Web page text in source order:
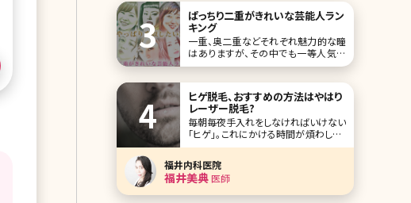
怖いという人に
ぱっちり二重がきれいな芸能人ラン
キング
一重、奥二重などそれぞれ魅力的な瞳
はありますが、その中でも一等人気が
あるのがなんといっても二重!パッチリ
ある人もいるのではないでしょうか。 こ
こでは、そんな惚れ惚れするような二重
がきれいな芸能人をランキングTOP10
にしてまとめています。 第1位橋本環
ヒゲ脱毛、おすすめの方法はやはり
レーザー脱毛?
毎朝毎夜手入れをしなければいけない
「ヒゲ」。これにかける時間が煩わしい、
という人もいるのではないでしょうか。
そんな人におすすめの選択肢が、「ヒゲ
脱毛」です。今回はこれについて見てい
きましょう。 【監修医師からのワンポイ
ント】 医療のひげ脱毛は、メンズ美容の
福井内科医院
福井美典医師